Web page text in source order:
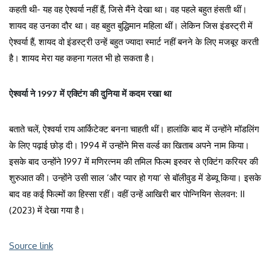
कहती थी- यह वह ऐश्वर्या नहीं हैं, जिसे मैंने देखा था। वह पहले बहुत हंसती थीं।
शायद वह उनका दौर था। वह बहुत बुद्धिमान महिला थीं। लेकिन जिस इंडस्ट्री में
ऐश्वर्या हैं, शायद वो इंडस्ट्री उन्हें बहुत ज्यादा स्मार्ट नहीं बनने के लिए मजबूर करती
है। शायद मेरा यह कहना गलत भी हो सकता है।
ऐश्वर्या ने 1997 में एक्टिंग की दुनिया में कदम रखा था
बताते चलें, ऐश्वर्या राय आर्किटेक्ट बनना चाहती थीं। हालांकि बाद में उन्होंने मॉडलिंग
के लिए पढ़ाई छोड़ दी। 1994 में उन्होंने मिस वर्ल्ड का खिताब अपने नाम किया।
इसके बाद उन्होंने 1997 में मणिरत्नम की तमिल फिल्म इरुवर से एक्टिंग करियर की
शुरुआत की। उन्होंने उसी साल ‘और प्यार हो गया’ से बॉलीवुड में डेब्यू किया। इसके
बाद वह कई फिल्मों का हिस्सा रहीं। वहीं उन्हें आखिरी बार पोन्नियिन सेलवन: II
(2023) में देखा गया है।
Source link